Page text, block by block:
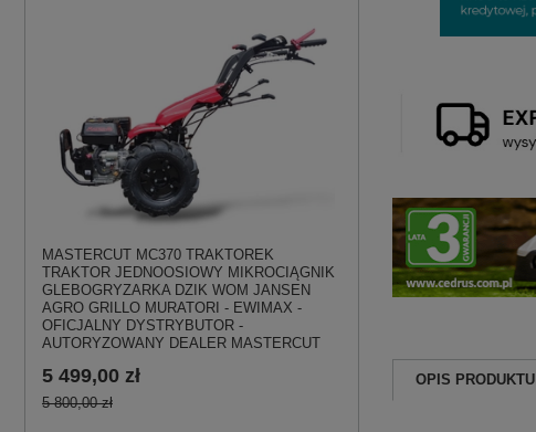
MASTERCUT MC370 TRAKTOREK
TRAKTOR JEDNOOSIOWY MIKROCIĄGNIK
GLEBOGRYZARKA DZIK WOM JANSEN
AGRO GRILLO MURATORI - EWIMAX -
OFICJALNY DYSTRYBUTOR -
AUTORYZOWANY DEALER MASTERCUT
5 499,00 zł
5 800,00 zł
OPIS PRODUKTU